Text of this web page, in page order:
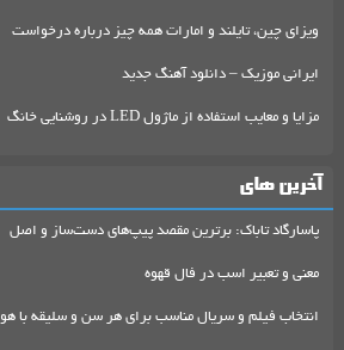
ویزای چین، تایلند و امارات همه چیز درباره درخواست
ایرانی موزیک – دانلود آهنگ جدید
مزایا و معایب استفاده از ماژول LED در روشنایی خانگ
آخرین های
پاسارگاد تاباک: برترین مقصد پیپ‌های دست‌ساز و اصل
معنی و تعبیر اسب در فال قهوه
انتخاب فیلم و سریال مناسب برای هر سن و سلیقه با هو